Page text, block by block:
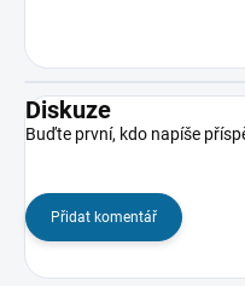
Diskuze
Buďte první, kdo napíše
Přidat komentář